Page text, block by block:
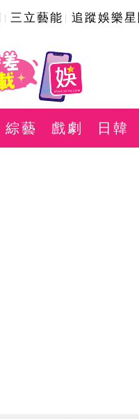
三立藝能 追蹤娛樂星
綜藝 戲劇 日韓